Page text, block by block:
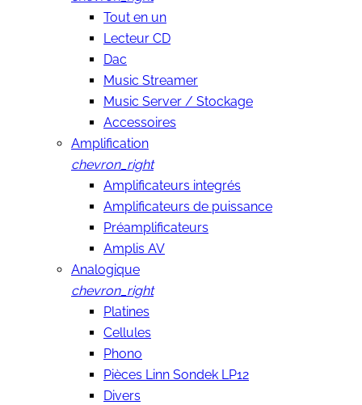
Tout en un
Lecteur CD
Dac
Music Streamer
Music Server / Stockage
Accessoires
Amplification
chevron_right
Amplificateurs integrés
Amplificateurs de puissance
Préamplificateurs
Amplis AV
Analogique
chevron_right
Platines
Cellules
Phono
Pièces Linn Sondek LP12
Divers